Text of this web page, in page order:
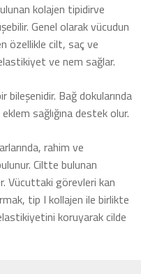
kolajen tipidirve
Genel olarak vücudun
özellikle cilt, saç ve
elastikiyet ve nem sağlar.
bileşenidir. Bağ dokularında
eklem sağlığına destek olur.
rahim ve
Ciltte bulunan
Vücuttaki görevleri kan
tip I kollajen ile birlikte
koruyarak cilde